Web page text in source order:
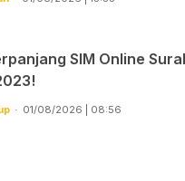
SIM Online
01/08/2026 | 08:56